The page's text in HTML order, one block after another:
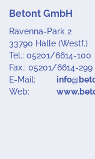
Betont GmbH
Ravenna-Park 2
33790 Halle (Westf.)
Tel.: 05201/6614-100
Fax.: 05201/6614-299
E-Mail:
Web: